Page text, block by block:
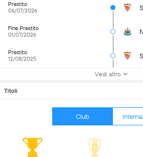
Prestito
06/07/2026
Fine Prestito
01/07/2026
Prestito
12/08/2025
Vedi altro
Titoli
Club